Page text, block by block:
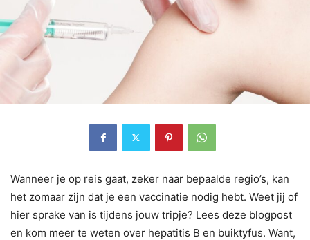
Wanneer je op reis gaat, zeker naar bepaalde regio’s, kan
het zomaar zijn dat je een vaccinatie nodig hebt. Weet jij of
hier sprake van is tijdens jouw tripje? Lees deze blogpost
en kom meer te weten over hepatitis B en buiktyfus. Want,